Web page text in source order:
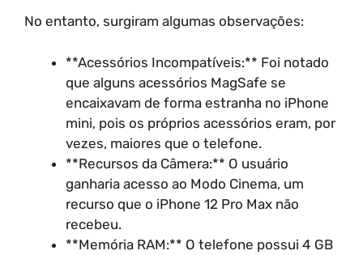
No entanto, surgiram algumas observações:
**Acessórios Incompatíveis:** Foi notado
que alguns acessórios MagSafe se
encaixavam de forma estranha no iPhone
mini, pois os próprios acessórios eram, por
vezes, maiores que o telefone.
**Recursos da Câmera:** O usuário
ganharia acesso ao Modo Cinema, um
recurso que o iPhone 12 Pro Max não
recebeu.
**Memória RAM:** O telefone possui 4 GB